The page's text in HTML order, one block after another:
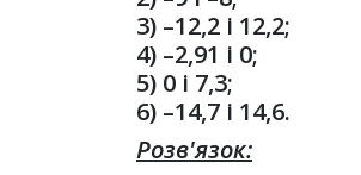
3) –12,2 і 12,2;
4) –2,91 і 0;
5) 0 і 7,3;
6) –14,7 і 14,6.
Розв'язок: